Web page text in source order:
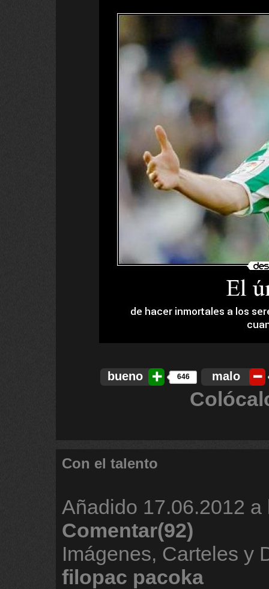
bueno 646 malo
Con el talento
Añadido 17.06.2012 a
Comentar(92)
Imágenes, Carteles y
filopac pacoka